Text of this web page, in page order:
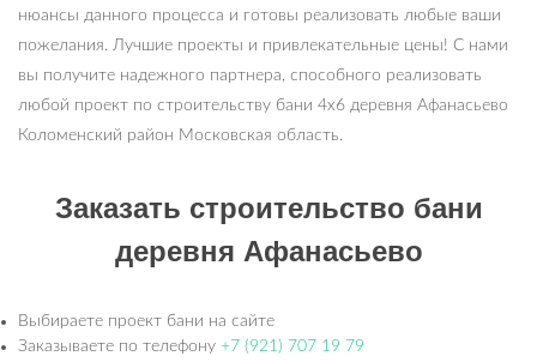
нюансы данного процесса и готовы реализовать любые ваши
пожелания. Лучшие проекты и привлекательные цены! С нами
вы получите надежного партнера, способного реализовать
любой проект по строительству бани 4х6 деревня Афанасьево
Коломенский район Московская область.
Заказать строительство бани
деревня Афанасьево
Выбираете проект бани на сайте
Заказываете по телефону +7 (921) 707 19 79